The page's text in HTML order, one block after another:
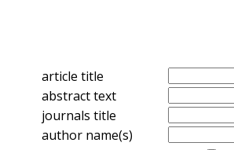
article title
abstract text
journals title
author name(s)